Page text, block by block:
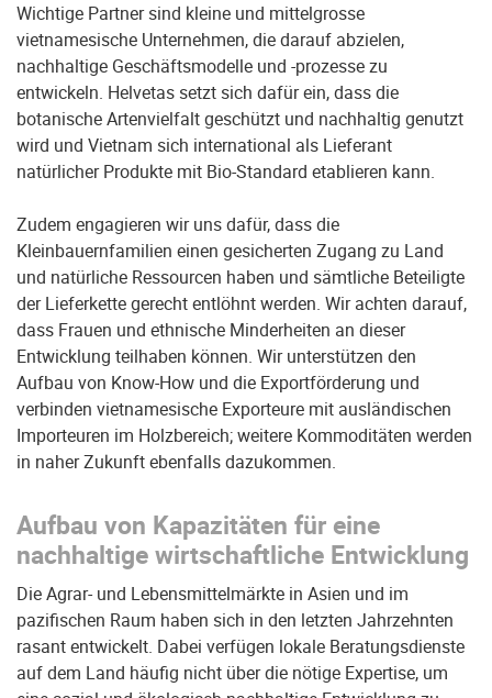
Wichtige Partner sind kleine und mittelgrosse
vietnamesische Unternehmen, die darauf abzielen,
nachhaltige Geschäftsmodelle und -prozesse zu
entwickeln. Helvetas setzt sich dafür ein, dass die
botanische Artenvielfalt geschützt und nachhaltig genutzt
wird und Vietnam sich international als Lieferant
natürlicher Produkte mit Bio-Standard etablieren kann.
Zudem engagieren wir uns dafür, dass die
Kleinbauernfamilien einen gesicherten Zugang zu Land
und natürliche Ressourcen haben und sämtliche Beteiligte
der Lieferkette gerecht entlöhnt werden. Wir achten darauf,
dass Frauen und ethnische Minderheiten an dieser
Entwicklung teilhaben können. Wir unterstützen den
Aufbau von Know-How und die Exportförderung und
verbinden vietnamesische Exporteure mit ausländischen
Importeuren im Holzbereich; weitere Kommoditäten werden
in naher Zukunft ebenfalls dazukommen.
Aufbau von Kapazitäten für eine
nachhaltige wirtschaftliche Entwicklung
Die Agrar- und Lebensmittelmärkte in Asien und im
pazifischen Raum haben sich in den letzten Jahrzehnten
rasant entwickelt. Dabei verfügen lokale Beratungsdienste
auf dem Land häufig nicht über die nötige Expertise, um